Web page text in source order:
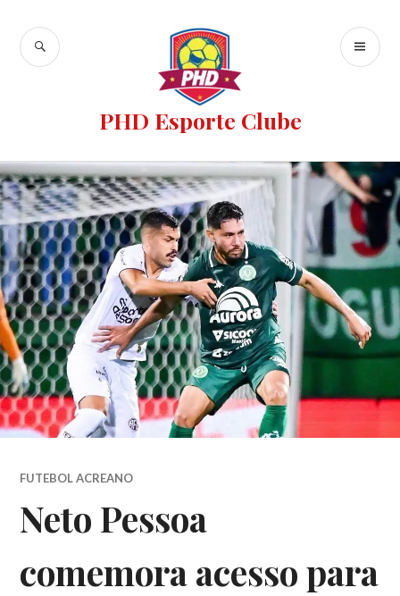
PHD Esporte Clube
FUTEBOL ACREANO
Neto Pessoa
comemora acesso para